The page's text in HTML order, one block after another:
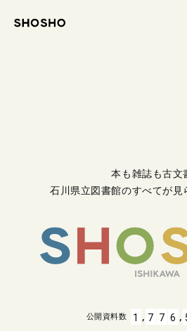
本も雑誌も古文
石川県立図書館のすべてが見
公開資料数 1 , 7 7 6 ,